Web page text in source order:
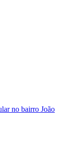
no bairro João